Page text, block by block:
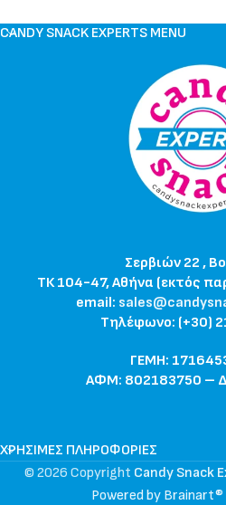
CANDY SNACK EXPERTS MENU
Σερβιών 22 ,
ΤΚ 104-47, Αθήνα (εκτός
email:
Τηλέφωνο: (+30)
ΓΕΜΗ:
ΑΦΜ: 802183750 –
ΧΡΉΣΙΜΕΣ ΠΛΗΡΟΦΟΡΊΕΣ
© 2026 Copyright Candy Snack
Powered by Brainart®